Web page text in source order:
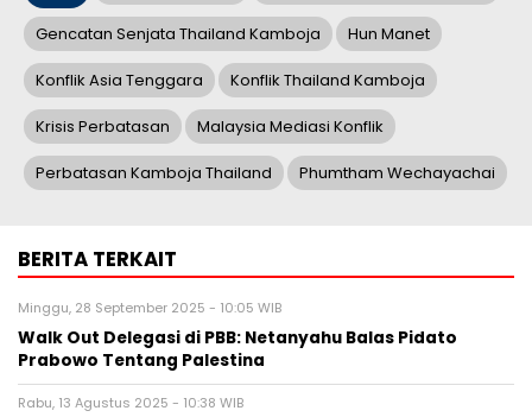
Gencatan Senjata Thailand Kamboja Hun Manet
Konflik Asia Tenggara Konflik Thailand Kamboja
Krisis Perbatasan Malaysia Mediasi Konflik
Perbatasan Kamboja Thailand Phumtham Wechayachai
BERITA TERKAIT
Minggu, 28 September 2025 - 10:05 WIB
Walk Out Delegasi di PBB: Netanyahu Balas Pidato
Prabowo Tentang Palestina
Rabu, 13 Agustus 2025 - 10:38 WIB